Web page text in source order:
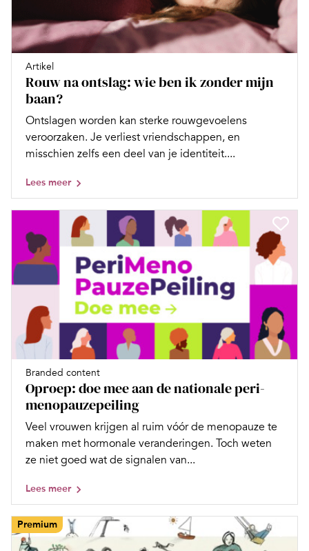
Artikel
Rouw na ontslag: wie ben ik zonder mijn
baan?
Ontslagen worden kan sterke rouwgevoelens
veroorzaken. Je verliest vriendschappen, en
misschien zelfs een deel van je identiteit....
Lees meer
Branded content
Oproep: doe mee aan de nationale peri-
menopauzepeiling
Veel vrouwen krijgen al ruim vóór de menopauze te
maken met hormonale veranderingen. Toch weten
ze niet goed wat de signalen van...
Lees meer
Premium